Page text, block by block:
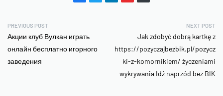
PREVIOUS POST
Акции клуб Вулкан играть
онлайн бесплатно игорного
заведения
NEXT POST
Jak zdobyć dobrą kartkę z
https://pozyczajbezbik.pl/pozycz
ki-z-komornikiem/ życzeniami
wykrywania Idź naprzód bez BIK